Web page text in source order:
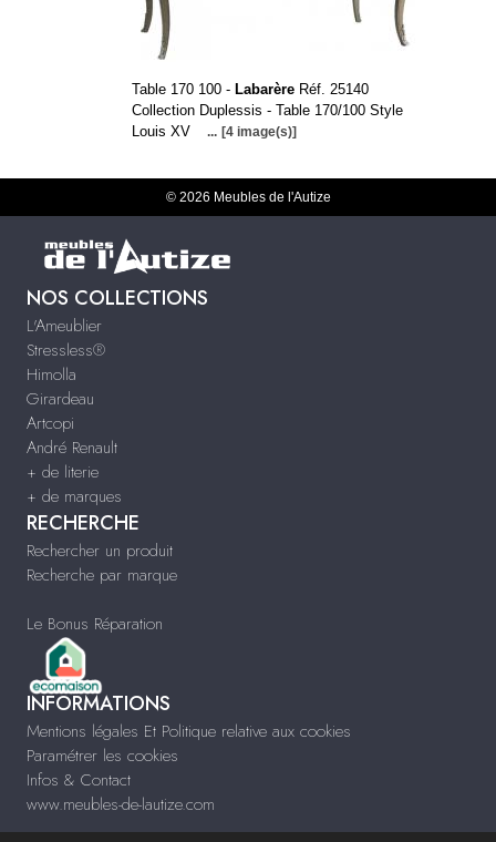
Table 170 100 - LabarèreRéf. 25140
Collection Duplessis - Table 170/100 Style
Louis XV
... [4 image(s)]
© 2026 Meubles de l'Autize
NOS COLLECTIONS
L'Ameublier
Stressless®
Himolla
Girardeau
Artcopi
André Renault
+ de literie
+ de marques
RECHERCHE
Rechercher un produit
Recherche par marque
Le Bonus Réparation
INFORMATIONS
Mentions légales Et Politique relative aux cookies
Paramétrer les cookies
Infos & Contact
www.meubles-de-lautize.com